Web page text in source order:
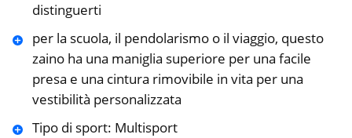
distinguerti
per la scuola, il pendolarismo o il viaggio, questo
zaino ha una maniglia superiore per una facile
presa e una cintura rimovibile in vita per una
vestibilità personalizzata
Tipo di sport: Multisport